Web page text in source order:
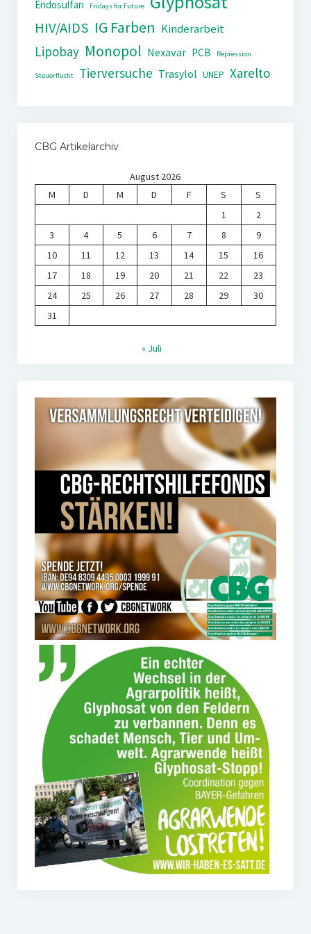
Endosulfan Fridays for Future
HIV/AIDS IG Farben Kinderarbeit
Lipobay Monopol Nexavar PCB Repression
Steuerflucht Tierversuche Trasylol UNEP Xarelto
CBG Artikelarchiv
August 2026
M
D M D F S
S
1
2
3
4 5 6 7 8
9
10
11 12 13 14 15
16
17
18 19 20 21 22
23
24
25 26 27 28 29
30
31
« Juli